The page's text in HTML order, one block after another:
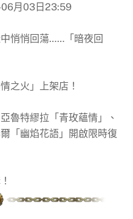
月03日23:59
悄悄回蕩……「暗夜回
之火」上架店！
魯特繆拉「青玫蘊情」、
「幽焰花語」開啟限時復
！